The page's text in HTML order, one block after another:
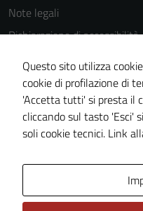
Note legali
Dichiarazione di accessibilità
Dichiarazione di accessibilità
Whistleblowing
Piano di miglioramento del
Area riservata
Questo sito utilizza
cookie di profilazione di
'Accetta tutti' si presta il
cliccando sul tasto 'Esci'
soli cookie tecnici. Link